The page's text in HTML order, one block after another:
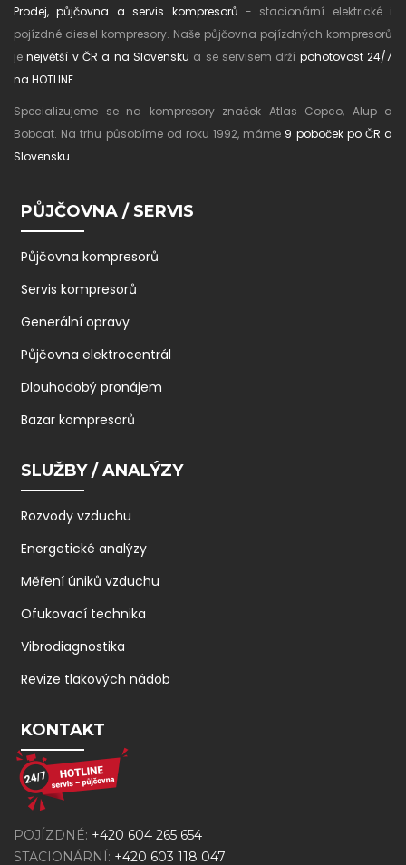
Prodej, půjčovna a servis kompresorů - stacionární elektrické i
pojízdné diesel kompresory. Naše půjčovna pojízdných kompresorů
jenejvětší v ČR a na Slovensku a se servisem drží pohotovost 24/7
na HOTLINE.
Specializujeme se na kompresory značek Atlas Copco, Alup a
Bobcat. Na trhu působíme od roku 1992, máme 9 poboček po ČR a
Slovensku.
PŮJČOVNA / SERVIS
Půjčovna kompresorů
Servis kompresorů
Generální opravy
Půjčovna elektrocentrál
Dlouhodobý pronájem
Bazar kompresorů
SLUŽBY / ANALÝZY
Rozvody vzduchu
Energetické analýzy
Měření úniků vzduchu
Ofukovací technika
Vibrodiagnostika
Revize tlakových nádob
KONTAKT
POJÍZDNÉ: +420 604 265 654
STACIONÁRNÍ: +420 603 118 047